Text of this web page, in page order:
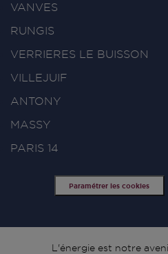
VANVES
RUNGIS
VERRIERES LE BUISSON
VILLEJUIF
ANTONY
MASSY
PARIS 14
Paramétrer les cookies
L'énergie est notre